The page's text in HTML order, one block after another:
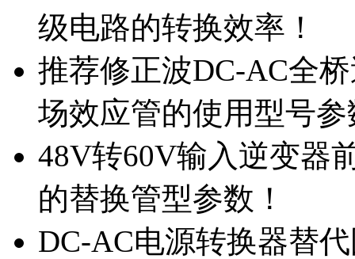
级电路的转换效率！
推荐修正波DC-AC全
场效应管的使用型号参
48V转60V输入逆变器
的替换管型参数！
DC-AC电源转换器替